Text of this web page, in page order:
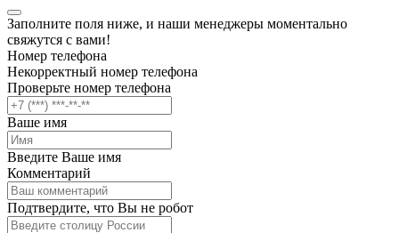
Заполните поля ниже, и наши менеджеры моментально
свяжутся с вами!
Номер телефона
Некорректный номер телефона
Проверьте номер телефона
Ваше имя
Введите Ваше имя
Комментарий
Подтвердите, что Вы не робот